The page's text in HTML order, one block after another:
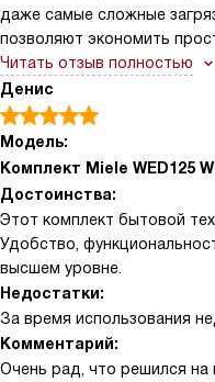
даже самые сложные
позволяют экономить
функции парового
Читать отзыв полностью
Денис
Модель:
Комплект Miele WED125
Достоинства:
Этот комплект бытовой
Удобство,
высшем уровне.
Недостатки:
За время использования
Комментарий:
Очень рад, что решился на